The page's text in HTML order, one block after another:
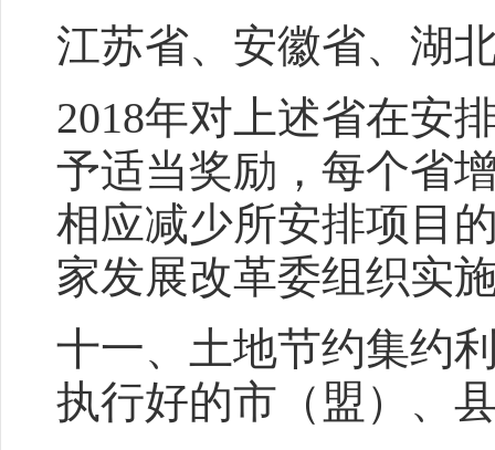
江苏省、安徽省、湖
2018年对上述省在安
予适当奖励，每个省
相应减少所安排项目
家发展改革委组织实
十一、土地节约集约
执行好的市（盟）、